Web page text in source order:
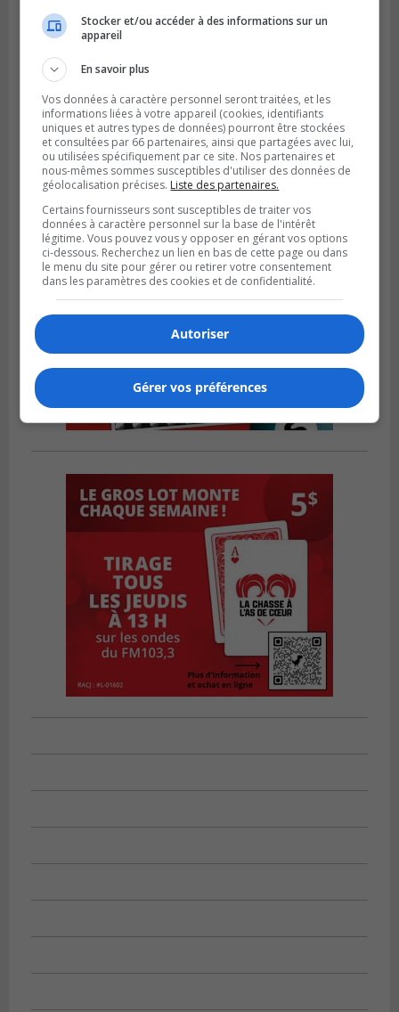
Publié le 18 juillet 2026 à 07h58
Le parc Poly-aréna de Brossard va vibrer
en début août
Stocker et/ou accéder à des informations sur un
appareil
En savoir plus
Vos données à caractère personnel seront traitées, et les
informations liées à votre appareil (cookies, identifiants
uniques et autres types de données) pourront être stockées
et consultées par 66 partenaires, ainsi que partagées avec lui,
ou utilisées spécifiquement par ce site. Nos partenaires et
nous-mêmes sommes susceptibles d'utiliser des données de
géolocalisation précises. Liste des partenaires.
Certains fournisseurs sont susceptibles de traiter vos
données à caractère personnel sur la base de l'intérêt
légitime. Vous pouvez vous y opposer en gérant vos options
ci-dessous. Recherchez un lien en bas de cette page ou dans
le menu du site pour gérer ou retirer votre consentement
dans les paramètres des cookies et de confidentialité.
Autoriser
Gérer vos préférences